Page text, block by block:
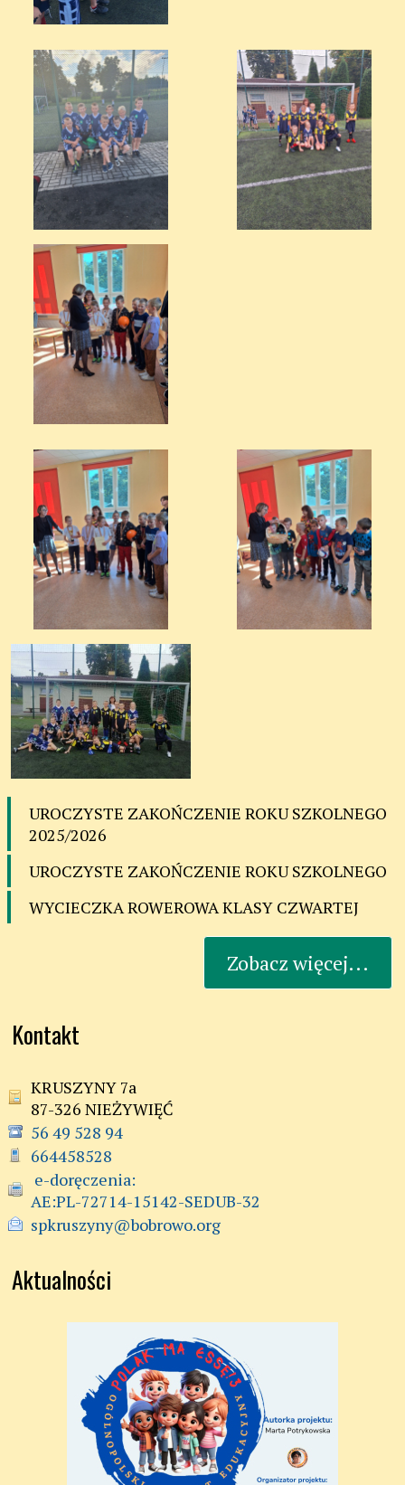
UROCZYSTE ZAKOŃCZENIE ROKU SZKOLNEGO
2025/2026
UROCZYSTE ZAKOŃCZENIE ROKU SZKOLNEGO
WYCIECZKA ROWEROWA KLASY CZWARTEJ
Zobacz więcej...
Kontakt
KRUSZYNY 7a
87-326 NIEŻYWIĘĆ
56 49 528 94
664458528
AE:PL-72714-15142-SEDUB-32
spkruszyny@bobrowo.org
Aktualności